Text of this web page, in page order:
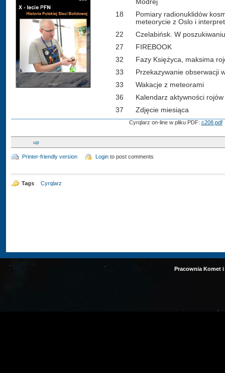
Modrej
18
Pomiary radionuklidów
meteorycie z Oslo i
22
Czelabińsk. W
27
FIREBOOK
32
Fazy Księżyca, maksima
33
Przekazywanie obserwacji
33
Wakacje z meteorami
36
Kalendarz aktywności rojów
37
Zdjęcie miesiąca
Cyrqlarz on-line w pliku PDF: c208.pdf
up
Printer-friendly version Login to post comments
Tags Cyrqlarz
Pracownia Komet